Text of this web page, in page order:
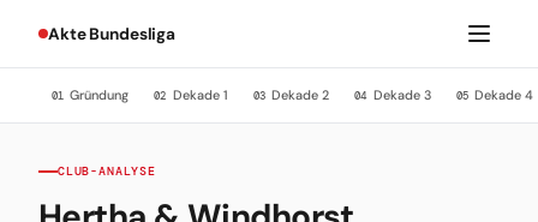
Akte Bundesliga
01 Gründung 02 Dekade 1 03 Dekade 2 04 Dekade 3 05 Dekade 4
CLUB-ANALYSE